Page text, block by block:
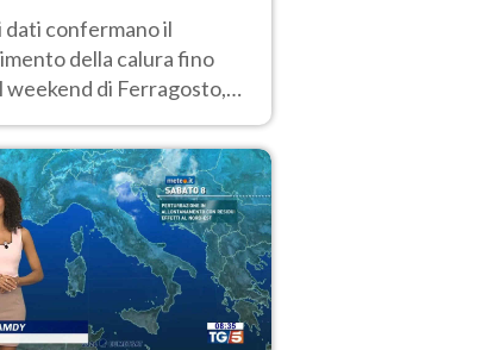
molto elevate
dati confermano il
della calura fino
weekend di Ferragosto,
prossima